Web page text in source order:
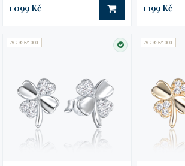
1 099 Kč DO KOŠÍKU
1 199 Kč
AG 925/1000
SKLADEM
AG 925/1000